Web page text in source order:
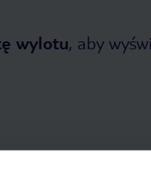
wylotu, aby